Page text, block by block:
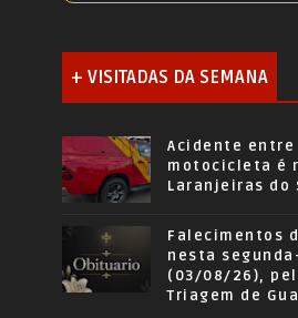
+ VISITADAS DA SEMANA
Acidente entre
motocicleta é
Laranjeiras do
Falecimentos
nesta
(03/08/26),
Triagem de